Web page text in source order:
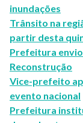
inundações
Trânsito na
partir desta
Prefeitura
Reconstrução
Vice-prefeito
evento nacional
Prefeitura